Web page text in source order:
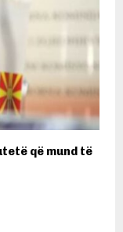
që mund të